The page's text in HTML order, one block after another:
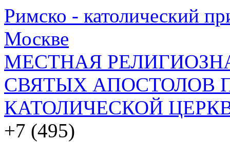
Римско - католический
Москве
МЕСТНАЯ
СВЯТЫХ АПОСТОЛОВ
КАТОЛИЧЕСКОЙ
+7 (495)